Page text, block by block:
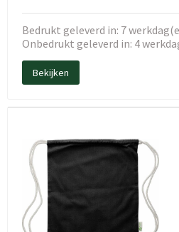
Bedrukt geleverd in: 7
Onbedrukt geleverd in: 4
Bekijken